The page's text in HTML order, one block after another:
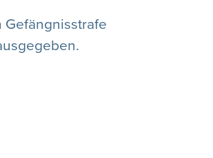
Gefängnisstrafe